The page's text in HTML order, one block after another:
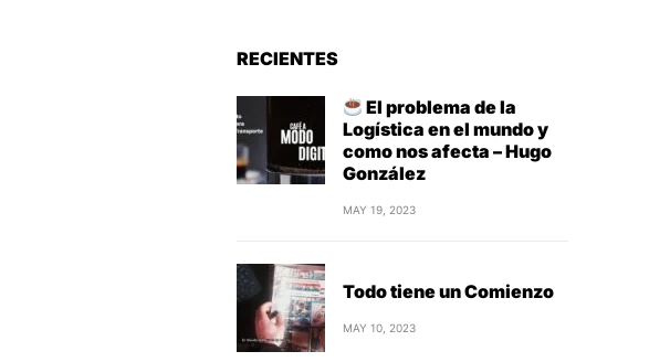
RECIENTES
El problema de la
Logística en el mundo y
como nos afecta – Hugo
González
MAY 19, 2023
Todo tiene un Comienzo
MAY 10, 2023